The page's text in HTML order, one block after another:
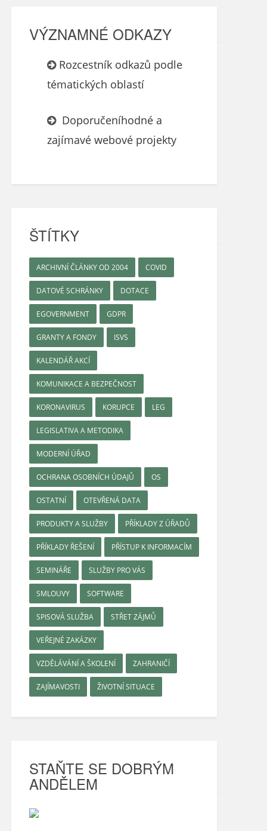
VÝZNAMNÉ ODKAZY
Rozcestník odkazů podle
tématických oblastí
Doporučeníhodné a
zajímavé webové projekty
ŠTÍTKY
ARCHIVNÍ ČLÁNKY OD 2004 COVID
DATOVÉ SCHRÁNKY DOTACE
EGOVERNMENT GDPR
GRANTY A FONDY ISVS
KALENDÁŘ AKCÍ
KOMUNIKACE A BEZPEČNOST
KORONAVIRUS KORUPCE LEG
LEGISLATIVA A METODIKA
MODERNÍ ÚŘAD
OCHRANA OSOBNÍCH ÚDAJŮ OS
OSTATNÍ OTEVŘENÁ DATA
PRODUKTY A SLUŽBY PŘÍKLADY Z ÚŘADŮ
PŘÍKLADY ŘEŠENÍ PŘÍSTUP K INFORMACÍM
SEMINÁŘE SLUŽBY PRO VÁS
SMLOUVY SOFTWARE
SPISOVÁ SLUŽBA STŘET ZÁJMŮ
VEŘEJNÉ ZAKÁZKY
VZDĚLÁVÁNÍ A ŠKOLENÍ ZAHRANIČÍ
ZAJÍMAVOSTI ŽIVOTNÍ SITUACE
STAŇTE SE DOBRÝM
ANDĚLEM